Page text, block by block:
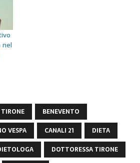
nel
BENEVENTO
VESPA CANALI 21
DIETA
DOTTORESSA TIRONE